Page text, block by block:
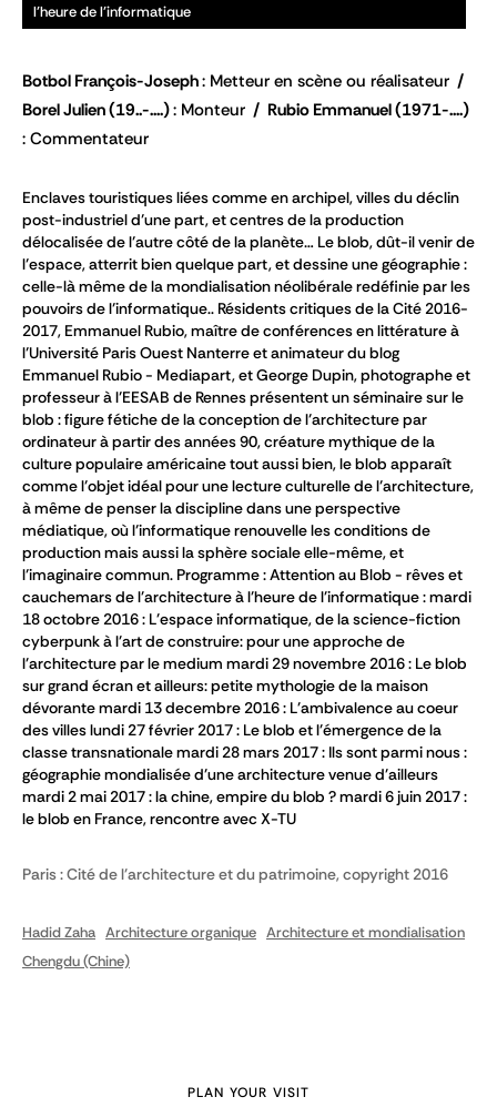
l'heure de l'informatique
Botbol François-Joseph Metteur en scène ou réalisateur
Borel Julien(19..-....) Monteur Rubio Emmanuel(1971-....)
Commentateur
Enclaves touristiques liées comme en archipel, villes du déclin
post-industriel d’une part, et centres de la production
délocalisée de l’autre côté de la planète… Le blob, dût-il venir de
l’espace, atterrit bien quelque part, et dessine une géographie :
celle-là même de la mondialisation néolibérale redéfinie par les
pouvoirs de l’informatique.. Résidents critiques de la Cité 2016-
2017, Emmanuel Rubio, maître de conférences en littérature à
l’Université Paris Ouest Nanterre et animateur du blog
Emmanuel Rubio - Mediapart, et George Dupin, photographe et
professeur à l’EESAB de Rennes présentent un séminaire sur le
blob : figure fétiche de la conception de l’architecture par
ordinateur à partir des années 90, créature mythique de la
culture populaire américaine tout aussi bien, le blob apparaît
comme l’objet idéal pour une lecture culturelle de l’architecture,
à même de penser la discipline dans une perspective
médiatique, où l’informatique renouvelle les conditions de
production mais aussi la sphère sociale elle-même, et
l’imaginaire commun. Programme : Attention au Blob - rêves et
cauchemars de l'architecture à l'heure de l'informatique : mardi
18 octobre 2016 : L'espace informatique, de la science-fiction
cyberpunk à l'art de construire: pour une approche de
l'architecture par le medium mardi 29 novembre 2016 : Le blob
sur grand écran et ailleurs: petite mythologie de la maison
dévorante mardi 13 decembre 2016 : L'ambivalence au coeur
des villes lundi 27 février 2017 : Le blob et l'émergence de la
classe transnationale mardi 28 mars 2017 : Ils sont parmi nous :
géographie mondialisée d'une architecture venue d'ailleurs
mardi 2 mai 2017 : la chine, empire du blob ? mardi 6 juin 2017 :
le blob en France, rencontre avec X-TU
Paris : Cité de l'architecture et du patrimoine, copyright 2016
Hadid Zaha Architecture organique Architecture et mondialisation
Chengdu (Chine)
PLAN YOUR VISIT